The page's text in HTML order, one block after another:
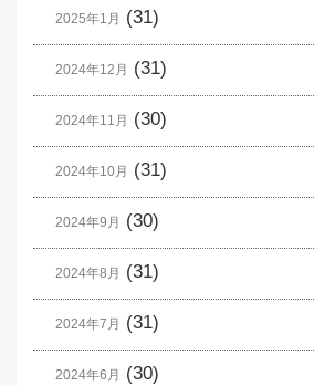
2025年1月 (31)
2024年12月 (31)
2024年11月 (30)
2024年10月 (31)
2024年9月 (30)
2024年8月 (31)
2024年7月 (31)
2024年6月 (30)